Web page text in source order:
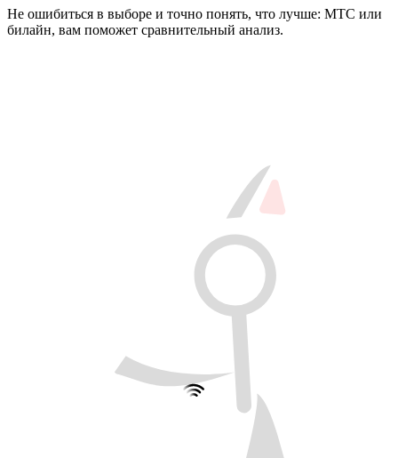
Не ошибиться в выборе и точно понять, что лучше: МТС или
билайн, вам поможет сравнительный анализ.